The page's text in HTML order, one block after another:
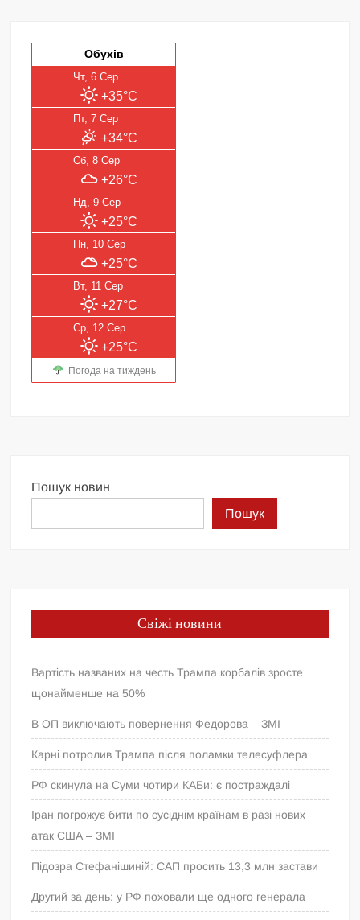
Обухів
Чт, 6 Сер
+35°C
Пт, 7 Сер
+34°C
Сб, 8 Сер
+26°C
Нд, 9 Сер
+25°C
Пн, 10 Сер
+25°C
Вт, 11 Сер
+27°C
Ср, 12 Сер
+25°C
Погода на тиждень
Пошук новин
Пошук
Свіжі новини
Вартість названих на честь Трампа корбалів зросте
щонайменше на 50%
В ОП виключають повернення Федорова – ЗМІ
Карні потролив Трампа після поламки телесуфлера
РФ скинула на Суми чотири КАБи: є постраждалі
Іран погрожує бити по сусіднім країнам в разі нових
атак США – ЗМІ
Підозра Стефанішиній: САП просить 13,3 млн застави
Другий за день: у РФ поховали ще одного генерала